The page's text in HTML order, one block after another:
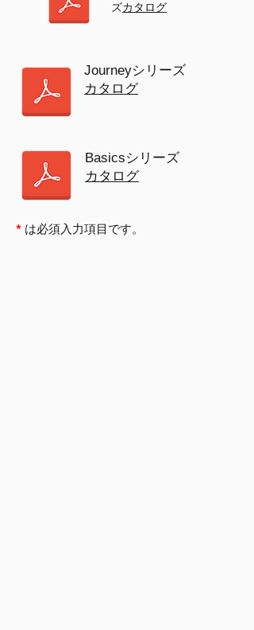
ズカタログ
​Journeyシリーズ
カタログ
​Basicsシリーズ
カタログ
* は必須入力項目です。